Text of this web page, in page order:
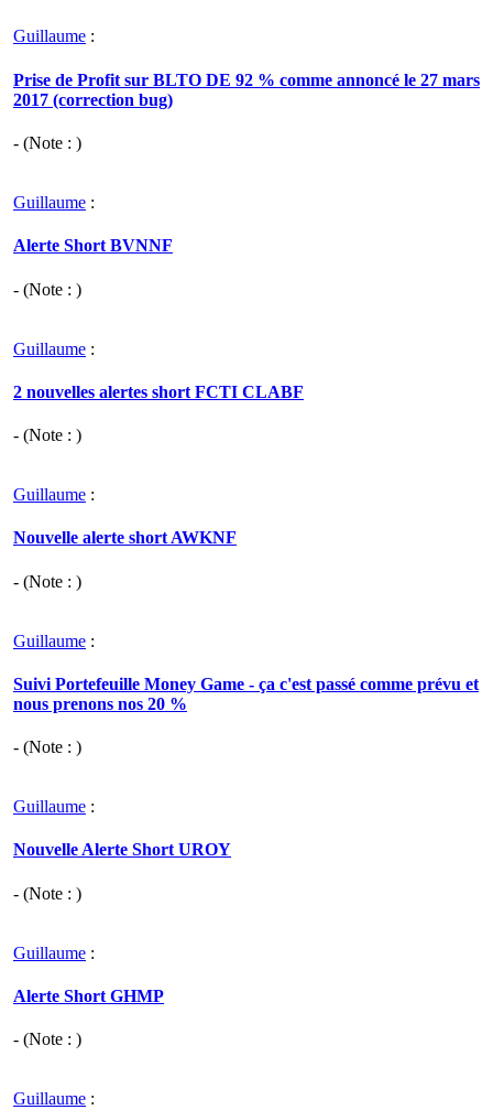
Guillaume :
Prise de Profit sur BLTO DE 92 % comme annoncé le 27 mars
2017 (correction bug)
- (Note : )
Guillaume :
Alerte Short BVNNF
- (Note : )
Guillaume :
2 nouvelles alertes short FCTI CLABF
- (Note : )
Guillaume :
Nouvelle alerte short AWKNF
- (Note : )
Guillaume :
Suivi Portefeuille Money Game - ça c'est passé comme prévu et
nous prenons nos 20 %
- (Note : )
Guillaume :
Nouvelle Alerte Short UROY
- (Note : )
Guillaume :
Alerte Short GHMP
- (Note : )
Guillaume :